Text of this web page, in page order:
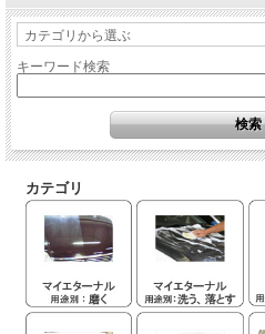
キーワード検索
カテゴリ